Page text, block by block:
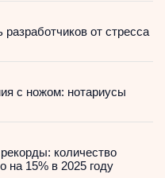
разработчиков от стресса
с ножом: нотариусы
количество
15% в 2025 году